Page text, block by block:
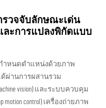
รวจจับลักษณะเด่น
ละการแปลงพิกัดแบบ
กำหนดตำแหน่งด้วยภาพ
ผ่านการผสานรวม
vision) และระบบควบคุม
control) เครื่องถ่ายภาพ